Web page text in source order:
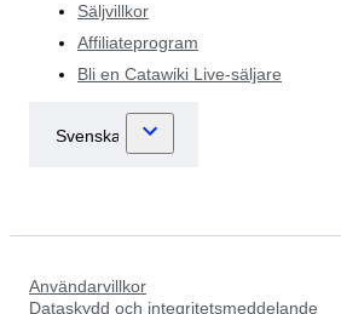
Säljvillkor
Affiliateprogram
Bli en Catawiki Live-säljare
Användarvillkor
Dataskydd och integritetsmeddelande